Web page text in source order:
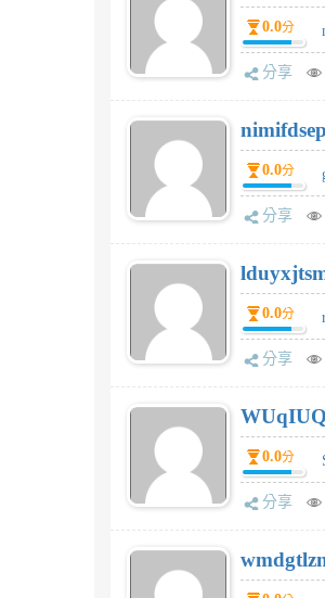
0.0分
分享
0.0分
分享
0.0分
分享
0.0分
分享